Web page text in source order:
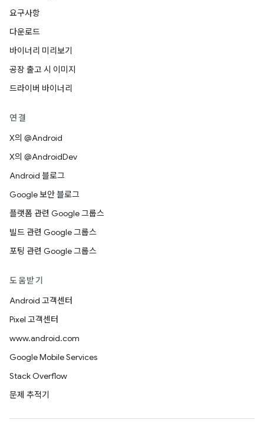
요구사항
다운로드
바이너리 미리보기
공장 출고 시 이미지
드라이버 바이너리
연결
X의 @Android
X의 @AndroidDev
Android 블로그
Google 보안 블로그
플랫폼 관련 Google 그룹스
빌드 관련 Google 그룹스
포팅 관련 Google 그룹스
도움받기
Android 고객센터
Pixel 고객센터
www.android.com
Google Mobile Services
Stack Overflow
문제 추적기